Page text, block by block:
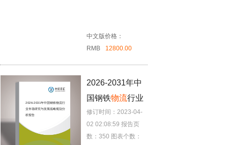
中文版价格：
RMB
12800.00
2026-2031年中国钢铁物流行
业市场研究与发展战略规划分
析报告
2026-2031年中
国钢铁物流行业
市场研究与发展
战略规划分析报
修订时间：2023-04-
02 02:08:59 报告页
数：350 图表个数：